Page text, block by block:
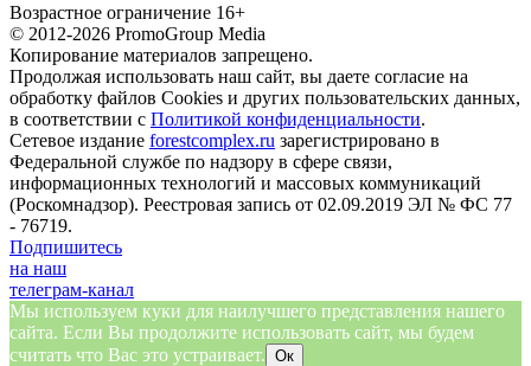
Возрастное ограничение 16+
© 2012-2026 PromoGroup Media
Копирование материалов запрещено.
Продолжая использовать наш сайт, вы даете согласие на
обработку файлов Cookies и других пользовательских данных,
в соответствии с Политикой конфиденциальности.
Сетевое издание forestcomplex.ru зарегистрировано в
Федеральной службе по надзору в сфере связи,
информационных технологий и массовых коммуникаций
(Роскомнадзор). Реестровая запись от 02.09.2019 ЭЛ № ФС 77
- 76719.
Подпишитесь
на наш
телеграм-канал
Мы используем куки для наилучшего представления нашего
сайта. Если Вы продолжите использовать сайт, мы будем
считать что Вас это устраивает. Ок